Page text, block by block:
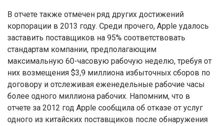
В отчете также отмечен ряд других достижений
корпорации в 2013 году. Среди прочего, Apple удалось
заставить поставщиков на 95% соответствовать
стандартам компании, предполагающим
максимальную 60-часовую рабочую неделю, требуя от
них возмещения $3,9 миллиона избыточных сборов по
договору и отслеживая еженедельные рабочие часы
более одного миллиона рабочих. Напомним, что в
отчете за 2012 год Apple сообщила об отказе от услуг
одного из китайских поставщиков после обнаружения